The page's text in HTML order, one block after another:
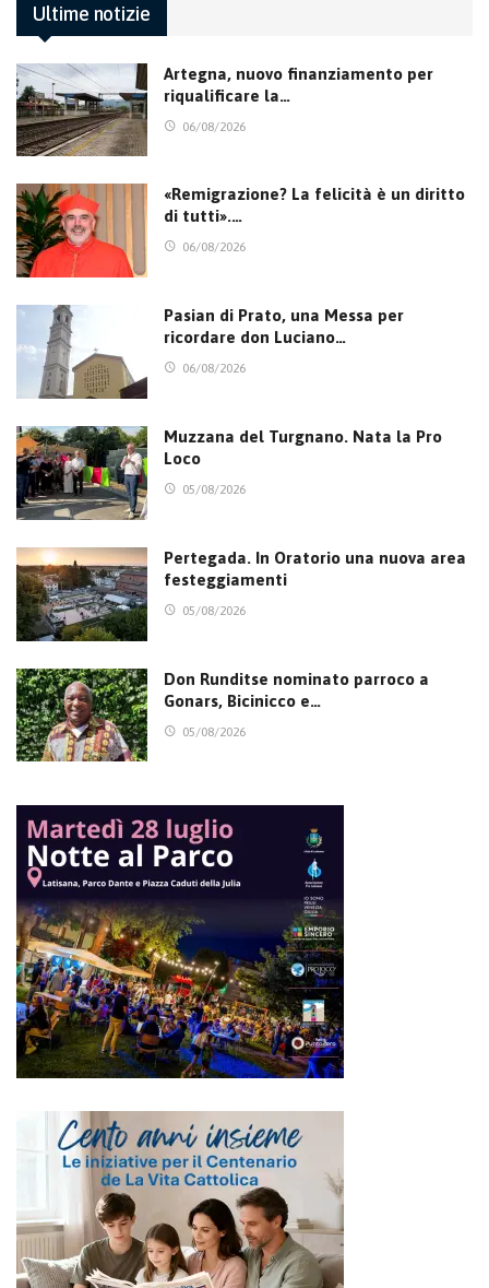
Ultime notizie
Artegna, nuovo finanziamento per
riqualificare la…
06/08/2026
«Remigrazione? La felicità è un diritto
di tutti».…
06/08/2026
Pasian di Prato, una Messa per
ricordare don Luciano…
06/08/2026
Muzzana del Turgnano. Nata la Pro
Loco
05/08/2026
Pertegada. In Oratorio una nuova area
festeggiamenti
05/08/2026
Don Runditse nominato parroco a
Gonars, Bicinicco e…
05/08/2026